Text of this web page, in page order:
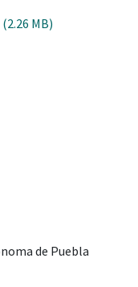
(2.26 MB)
de Puebla